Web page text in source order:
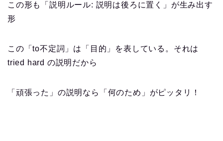
この形も「説明ルール: 説明は後ろに置く」が生み出す
形
この「to不定詞」は「目的」を表している。それは
tried hard の説明だから
「頑張った」の説明なら「何のため」がピッタリ！